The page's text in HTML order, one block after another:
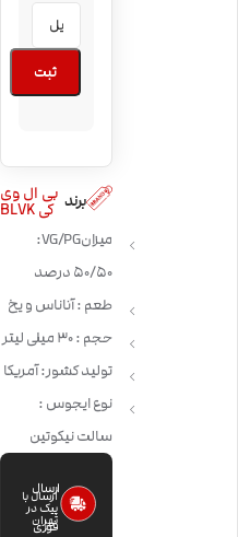
ثبت
برند بی ال وی
کی BLVK
میزان VG/PG:
50/50 درصد
طعم : آناناس و یخ
حجم : 30 میلی لیتر
تولید کشور: آمریکا
نوع ایجوس :
سالت نیکوتین
ارسال
فوری
ارسال با
پیک در
تهران